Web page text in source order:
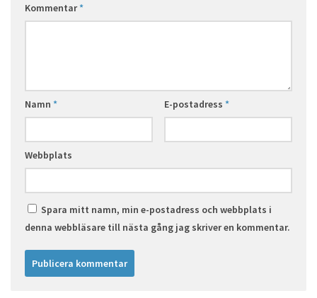
Kommentar*
Namn * E-postadress *
Webbplats
Spara mitt namn, min e-postadress och webbplats i
denna webbläsare till nästa gång jag skriver en kommentar.